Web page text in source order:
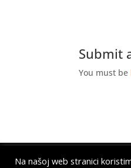
Submit
You must be
Na našoj web stranici